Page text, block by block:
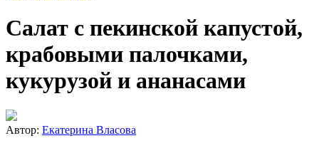
Салат с пекинской капустой,
крабовыми палочками,
кукурузой и ананасами
Автор: Екатерина Власова